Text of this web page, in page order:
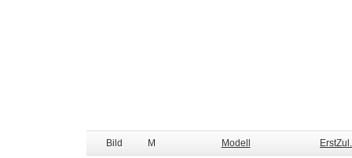
Bild M Modell ErstZul.